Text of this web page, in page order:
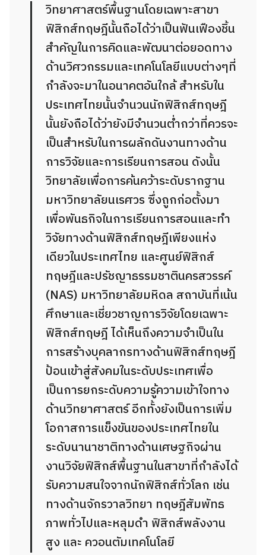
Search
วิทยาศาสตร์พื้นฐานโดยเฉพาะสาขา
ฟิสิกส์ทฤษฎีนั้นถือได้ว่าเป็นฟันเฟืองชิ้น
สำคัญในการคิดและพัฒนาต่อยอดทาง
ด้านวิศวกรรมและเทคโนโลยีแบบต่างๆที่
กำลังจะมาในอนาคตอันใกล้ สำหรับใน
ประเทศไทยนั้นจำนวนนักฟิสิกส์ทฤษฎี
นั้นยังถือได้ว่ายังมีจำนวนต่ำกว่าที่ควรจะ
เป็นสำหรับในการผลักดันงานทางด้าน
การวิจัยและการเรียนการสอน ดังนั้น
วิทยาลัยเพื่อการค้นคว้าระดับรากฐาน
มหาวิทยาลัยนเรศวร ซึ่งถูกก่อตั้งมา
เพื่อพันธกิจในการเรียนการสอนและทำ
วิจัยทางด้านฟิสิกส์ทฤษฎีเพียงแห่ง
เดียวในประเทศไทย และศูนย์ฟิสิกส์
ทฤษฎีและปรัชญาธรรมชาตินครสวรรค์
(NAS) มหาวิทยาลัยมหิดล สถาบันที่เน้น
ศึกษาและเชี่ยวชาญการวิจัยโดยเฉพาะ
ฟิสิกส์ทฤษฎี ได้เห็นถึงความจำเป็นใน
การสร้างบุคลากรทางด้านฟิสิกส์ทฤษฎี
ป้อนเข้าสู่สังคมในระดับประเทศเพื่อ
เป็นการยกระดับความรู้ความเข้าใจทาง
ด้านวิทยาศาสตร์ อีกทั้งยังเป็นการเพิ่ม
โอกาสการแข็งขันของประเทศไทยใน
ระดับนานาชาติทางด้านเศษฐกิจผ่าน
งานวิจัยฟิสิกส์พื้นฐานในสาขาที่กำลังได้
รับความสนใจจากนักฟิสิกส์ทั่วโลก เช่น
ทางด้านจักรวาลวิทยา ทฤษฎีสัมพัทธ
ภาพทั่วไปและหลุมดำ ฟิสิกส์พลังงาน
สูง และ ควอนตัมเทคโนโลยี